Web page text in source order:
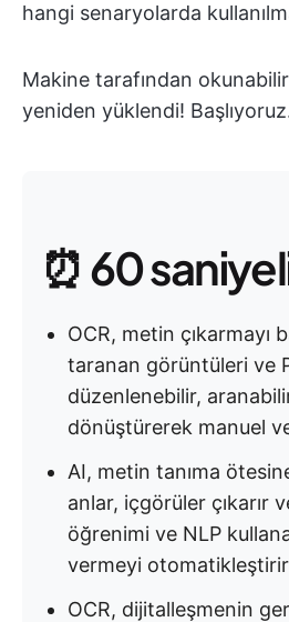
hangi senaryolarda
Makine tarafından
yeniden yüklendi!
⏰ 60
OCR, metin çıkarmayı
taranan görüntüleri ve
düzenlenebilir,
dönüştürerek manuel
AI, metin tanıma
anlar, içgörüler çıkarır
öğrenimi ve NLP
vermeyi otomatikleştirir
OCR, dijitalleşmenin